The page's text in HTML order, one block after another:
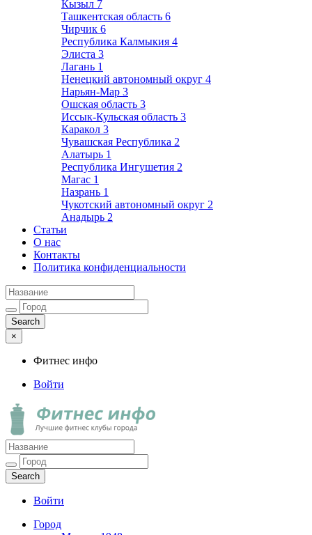
Кызыл 7
Ташкентская область 6
Чирчик 6
Республика Калмыкия 4
Элиста 3
Лагань 1
Ненецкий автономный округ 4
Нарьян-Мар 3
Ошская область 3
Иссык-Кульская область 3
Каракол 3
Чувашская Республика 2
Алатырь 1
Республика Ингушетия 2
Магас 1
Назрань 1
Чукотский автономный округ 2
Анадырь 2
Статьи
О нас
Контакты
Политика конфиденциальности
×
Фитнес инфо
Войти
Фитнес инфо
Лучшие фитнес клубы города
Войти
Город